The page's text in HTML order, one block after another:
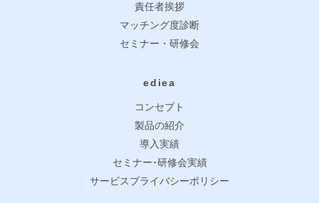
責任者挨拶
マッチング度診断
セミナー・研修会
ediea
コンセプト
製品の紹介
導入実績
セミナー･研修会実績
サービスプライバシーポリシー